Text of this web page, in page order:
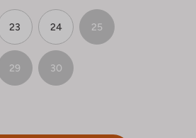
23 24 25
29 30